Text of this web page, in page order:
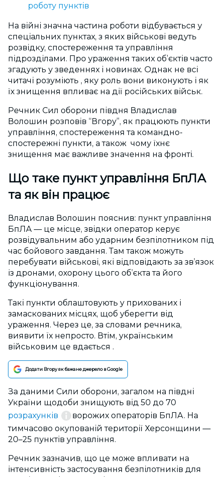
роботу пунктів
На війні значна частина роботи відбувається у
спеціальних пунктах, з яких військові ведуть
розвідку, спостереження та управління
підрозділами. Про ураження таких об’єктів часто
згадують у зведеннях і новинах. Однак не всі
читачі розуміють , яку роль вони виконують і як
їх знищення впливає на дії російських військ.
Речник Сил оборони півдня Владислав
Волошин розповів “Вгору”, як працюють пункти
управління, спостереження та командно-
спостережні пункти, а також чому їхнє
знищення має важливе значення на фронті.
Що таке пункт управління БпЛА
та як він працює
Владислав Волошин пояснив: пункт управління
БпЛА — це місце, звідки оператор керує
розвідувальним або ударним безпілотником під
час бойового завдання. Там також можуть
перебувати військові, які відповідають за зв’язок
із дронами, охорону цього об’єкта та його
функціонування.
Такі пункти облаштовують у прихованих і
замаскованих місцях, щоб уберегти від
ураження. Через це, за словами речника,
виявити їх непросто. Втім, українським
військовим це вдається .
Додати Вгору як бажане джерело в Google
За даними Сили оборони, загалом на півдні
України щодоби знищують від 50 до 70
розрахунків
ворожих операторів БпЛА. На
тимчасово окупованій території Херсонщини —
20–25 пунктів управління.
Речник зазначив, що це може впливати на
інтенсивність застосування безпілотників для